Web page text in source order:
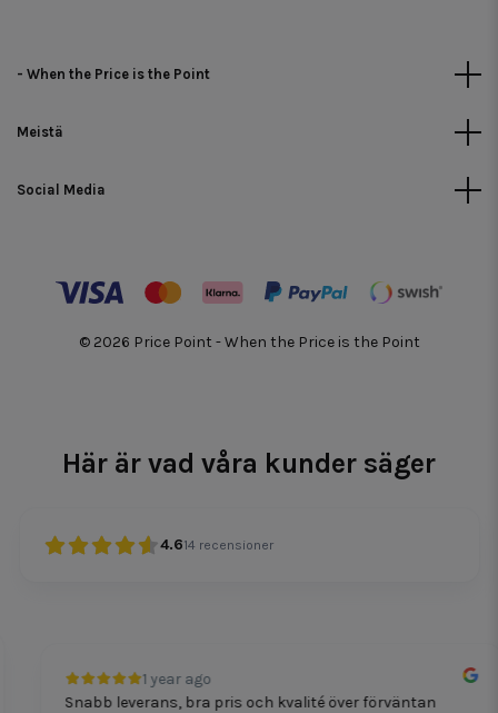
- When the Price is the Point
Meistä
Social Media
© 2026 Price Point - When the Price is the Point
Här är vad våra kunder säger
4.614 recensioner
1 year ago
Snabb leverans, bra pris och kvalité över förväntan